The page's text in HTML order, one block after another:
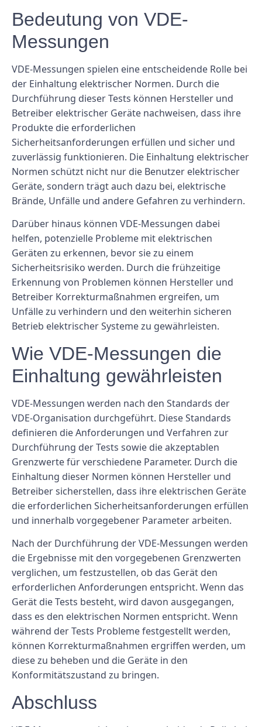
Bedeutung von VDE-
Messungen
VDE-Messungen spielen eine entscheidende Rolle bei
der Einhaltung elektrischer Normen. Durch die
Durchführung dieser Tests können Hersteller und
Betreiber elektrischer Geräte nachweisen, dass ihre
Produkte die erforderlichen
Sicherheitsanforderungen erfüllen und sicher und
zuverlässig funktionieren. Die Einhaltung elektrischer
Normen schützt nicht nur die Benutzer elektrischer
Geräte, sondern trägt auch dazu bei, elektrische
Brände, Unfälle und andere Gefahren zu verhindern.
Darüber hinaus können VDE-Messungen dabei
helfen, potenzielle Probleme mit elektrischen
Geräten zu erkennen, bevor sie zu einem
Sicherheitsrisiko werden. Durch die frühzeitige
Erkennung von Problemen können Hersteller und
Betreiber Korrekturmaßnahmen ergreifen, um
Unfälle zu verhindern und den weiterhin sicheren
Betrieb elektrischer Systeme zu gewährleisten.
Wie VDE-Messungen die
Einhaltung gewährleisten
VDE-Messungen werden nach den Standards der
VDE-Organisation durchgeführt. Diese Standards
definieren die Anforderungen und Verfahren zur
Durchführung der Tests sowie die akzeptablen
Grenzwerte für verschiedene Parameter. Durch die
Einhaltung dieser Normen können Hersteller und
Betreiber sicherstellen, dass ihre elektrischen Geräte
die erforderlichen Sicherheitsanforderungen erfüllen
und innerhalb vorgegebener Parameter arbeiten.
Nach der Durchführung der VDE-Messungen werden
die Ergebnisse mit den vorgegebenen Grenzwerten
verglichen, um festzustellen, ob das Gerät den
erforderlichen Anforderungen entspricht. Wenn das
Gerät die Tests besteht, wird davon ausgegangen,
dass es den elektrischen Normen entspricht. Wenn
während der Tests Probleme festgestellt werden,
können Korrekturmaßnahmen ergriffen werden, um
diese zu beheben und die Geräte in den
Konformitätszustand zu bringen.
Abschluss